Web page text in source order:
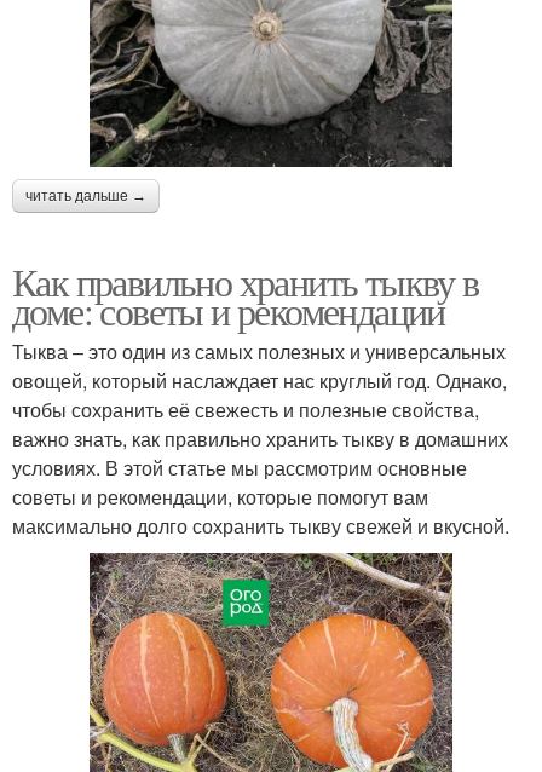
читать дальше →
Как правильно хранить тыкву в
доме: советы и рекомендации
Тыква – это один из самых полезных и универсальных
овощей, который наслаждает нас круглый год. Однако,
чтобы сохранить её свежесть и полезные свойства,
важно знать, как правильно хранить тыкву в домашних
условиях. В этой статье мы рассмотрим основные
советы и рекомендации, которые помогут вам
максимально долго сохранить тыкву свежей и вкусной.